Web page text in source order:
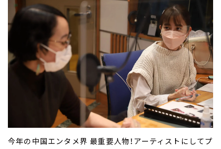
今年の中国エンタメ界 最重要人物！アーティストにしてプ